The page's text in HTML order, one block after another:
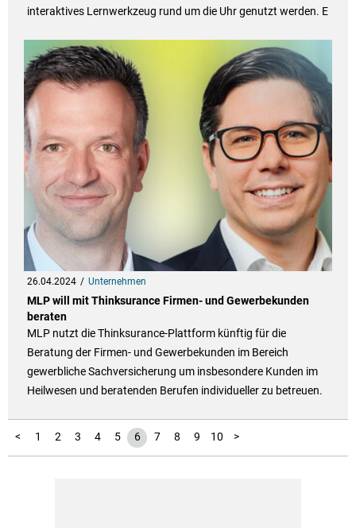
interaktives Lernwerkzeug rund um die Uhr genutzt werden. E
26.04.2024 Unternehmen
MLP will mit Thinksurance Firmen- und Gewerbekunden
beraten
MLP nutzt die Thinksurance-Plattform künftig für die
Beratung der Firmen- und Gewerbekunden im Bereich
gewerbliche Sachversicherung um insbesondere Kunden im
Heilwesen und beratenden Berufen individueller zu betreuen.
< 1 2 3 4 5 6 7 8 9 10
11
12
13
14 >